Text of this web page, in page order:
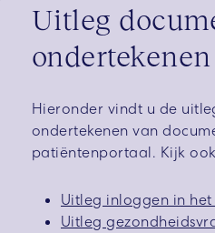
Uitleg
ondertekenen
Hieronder vindt u de
ondertekenen van
patiëntenportaal. Kijk
Uitleg inloggen in
Uitleg